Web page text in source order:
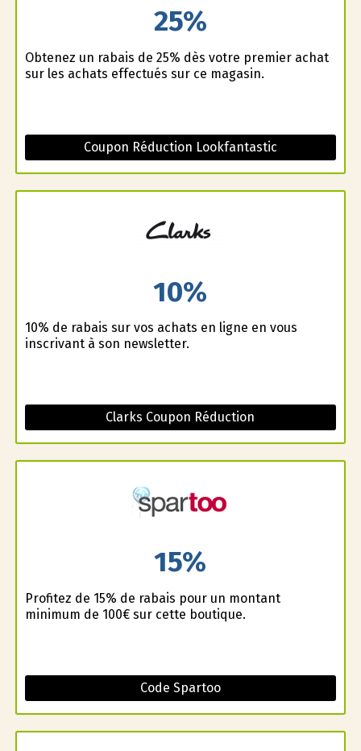
25%
Obtenez un rabais de 25% dès votre premier achat
sur les achats effectués sur ce magasin.
Coupon Réduction Lookfantastic
10%
10% de rabais sur vos achats en ligne en vous
inscrivant à son newsletter.
Clarks Coupon Réduction
15%
Profitez de 15% de rabais pour un montant
minimum de 100€ sur cette boutique.
Code Spartoo